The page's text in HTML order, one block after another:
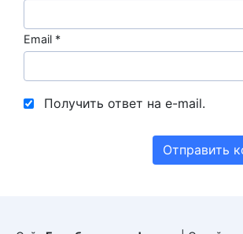
Email *
Получить ответ на e-mail.